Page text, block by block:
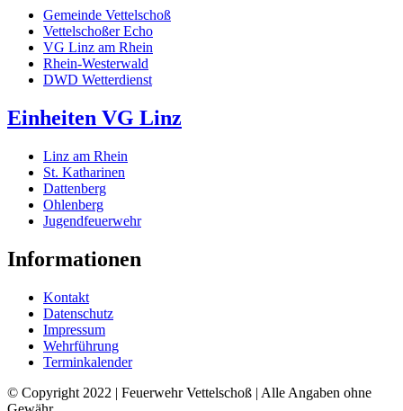
Gemeinde Vettelschoß
Vettelschoßer Echo
VG Linz am Rhein
Rhein-Westerwald
DWD Wetterdienst
Einheiten VG Linz
Linz am Rhein
St. Katharinen
Dattenberg
Ohlenberg
Jugendfeuerwehr
Informationen
Kontakt
Datenschutz
Impressum
Wehrführung
Terminkalender
© Copyright 2022 | Feuerwehr Vettelschoß | Alle Angaben ohne